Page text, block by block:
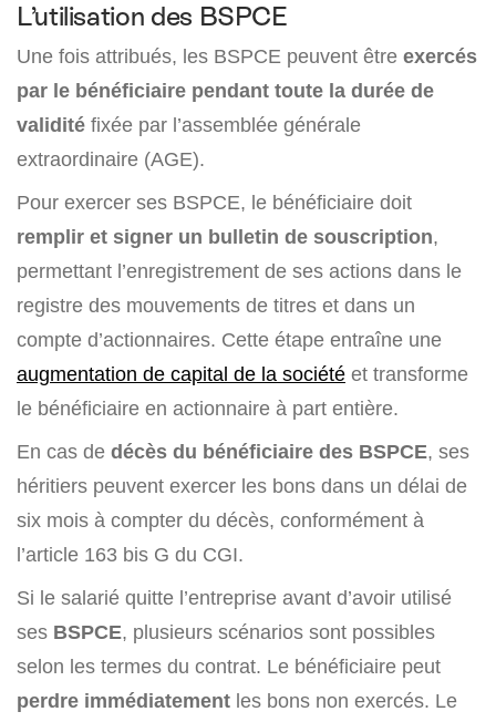
L’utilisation des BSPCE
Une fois attribués, les BSPCE peuvent être exercés
par le bénéficiaire pendant toute la durée de
validité fixée par l’assemblée générale
extraordinaire (AGE).
Pour exercer ses BSPCE, le bénéficiaire doit
remplir et signer un bulletin de souscription,
permettant l’enregistrement de ses actions dans le
registre des mouvements de titres et dans un
compte d’actionnaires. Cette étape entraîne une
augmentation de capital de la société et transforme
le bénéficiaire en actionnaire à part entière.
En cas de décès du bénéficiaire des BSPCE, ses
héritiers peuvent exercer les bons dans un délai de
six mois à compter du décès, conformément à
l’article 163 bis G du CGI.
Si le salarié quitte l’entreprise avant d’avoir utilisé
ses BSPCE, plusieurs scénarios sont possibles
selon les termes du contrat. Le bénéficiaire peut
perdre immédiatement les bons non exercés. Le